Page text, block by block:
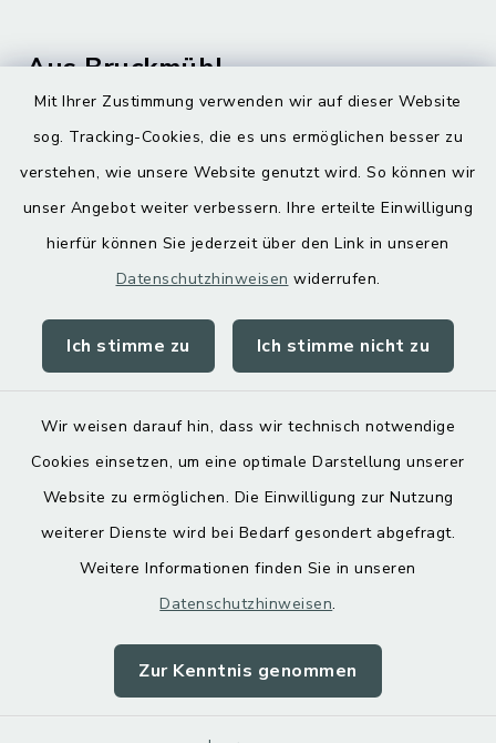
Mit Ihrer Zustimmung verwenden wir auf dieser Website
sog. Tracking-Cookies, die es uns ermöglichen besser zu
verstehen, wie unsere Website genutzt wird. So können wir
unser Angebot weiter verbessern. Ihre erteilte Einwilligung
hierfür können Sie jederzeit über den Link in unseren
Datenschutzhinweisen widerrufen.
Ich stimme zu Ich stimme nicht zu
Wir weisen darauf hin, dass wir technisch notwendige
Cookies einsetzen, um eine optimale Darstellung unserer
Website zu ermöglichen. Die Einwilligung zur Nutzung
weiterer Dienste wird bei Bedarf gesondert abgefragt.
Weitere Informationen finden Sie in unseren
Datenschutzhinweisen.
Zur Kenntnis genommen
Aus Bruckmühl
Digitaler Ortsplan
Kontakt
Datenschutz
Impressum
Sitemap
Cookie-Einstellungen